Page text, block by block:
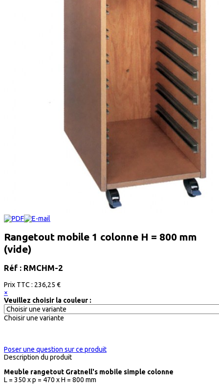
Rangetout mobile 1 colonne H = 800 mm
(vide)
Réf : RMCHM-2
Prix ​​TTC : 236,25 €
×
Veuillez choisir la couleur :
Choisir une variante
Poser une question sur ce produit
Description du produit
Meuble rangetout Gratnell's mobile simple colonne
L = 350 x p = 470 x H = 800 mm